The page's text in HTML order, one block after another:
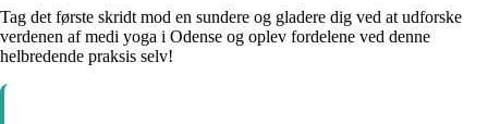
Tag det første skridt mod en sundere og gladere dig ved at udforske
verdenen af medi yoga i Odense og oplev fordelene ved denne
helbredende praksis selv!